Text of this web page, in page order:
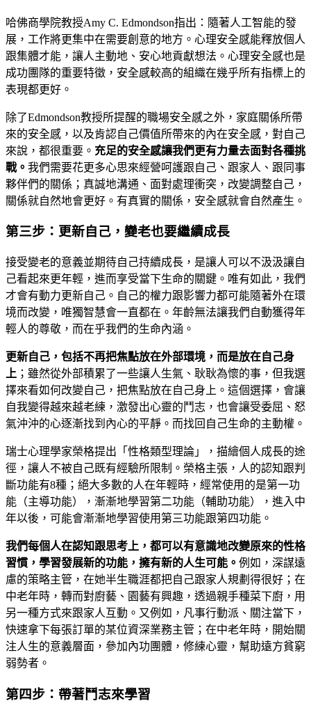
哈佛商學院教授Amy C. Edmondson指出：隨著人工智能的發
展，工作將更集中在需要創意的地方。心理安全感能釋放個人
跟集體才能，讓人主動地、安心地貢獻想法。心理安全感也是
成功團隊的重要特徵，安全感較高的組織在幾乎所有指標上的
表現都更好。
除了Edmondson教授所提醒的職場安全感之外，家庭關係所帶
來的安全感，以及肯認自己價值所帶來的內在安全感，對自己
來說，都很重要。 充足的安全感讓我們更有力量去面對各種挑
戰。 我們需要花更多心思來經營呵護跟自己、跟家人、跟同事
夥伴們的關係；真誠地溝通、面對處理衝突，改變調整自己，
關係就自然地會更好。有真實的關係，安全感就會自然產生。
第三步：更新自己，變老也要繼續成長
接受變老的意義並期待自己持續成長，是讓人可以不汲汲讓自
己看起來更年輕，進而享受當下生命的關鍵。唯有如此，我們
才會有動力更新自己。自己的權力跟影響力都可能隨著外在環
境而改變，唯獨智慧會一直都在。年齡無法讓我們自動獲得年
輕人的尊敬，而在乎我們的生命內涵。
更新自己，包括不再把焦點放在外部環境，而是放在自己身
上 ；雖然從外部積累了一些讓人生氣、耿耿為懷的事，但我選
擇來看如何改變自己，把焦點放在自己身上。這個選擇，會讓
自我變得越來越老練，激發出心靈的鬥志，也會讓受委屈、怒
氣沖沖的心逐漸找到內心的平靜。而找回自己生命的主動權。
瑞士心理學家榮格提出「性格類型理論」，描繪個人成長的途
徑，讓人不被自己既有經驗所限制。榮格主張，人的認知跟判
斷功能有8種；絕大多數的人在年輕時，經常使用的是第一功
能（主導功能），漸漸地學習第二功能（輔助功能），進入中
年以後，可能會漸漸地學習使用第三功能跟第四功能。
我們每個人在認知跟思考上，都可以有意識地改變原來的性格
習慣，學習發展新的功能，擁有新的人生可能。 例如，深謀遠
慮的策略主管，在她半生職涯都把自己跟家人規劃得很好；在
中老年時，轉而對廚藝、園藝有興趣，透過親手種菜下廚，用
另一種方式來跟家人互動。又例如，凡事行動派、關注當下，
快速拿下每張訂單的某位資深業務主管；在中老年時，開始關
注人生的意義層面，參加內功團體，修練心靈，幫助遠方貧窮
弱勢者。
第四步：帶著鬥志來學習